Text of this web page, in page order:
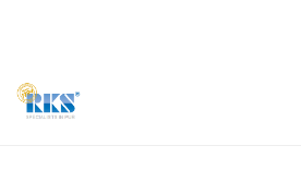
content